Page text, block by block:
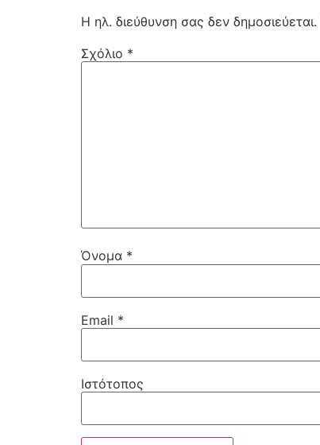
Η ηλ. διεύθυνση σας δεν δημοσιεύεται.
Σχόλιο *
Όνομα *
Email *
Ιστότοπος